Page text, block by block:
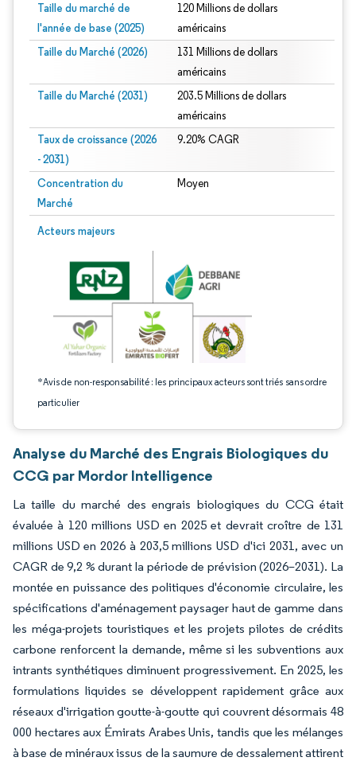
Taille du marché de
l'année de base (2025)
120 Millions de dollars
américains
Taille du Marché (2026)
131 Millions de dollars
américains
Taille du Marché (2031)
203.5 Millions de dollars
américains
Taux de croissance (2026
- 2031)
9.20% CAGR
Concentration du
Marché
Moyen
Acteurs majeurs
*Avis de non-responsabilité : les principaux acteurs sont triés sans ordre
particulier
Image © Mordor Intelligence. La réutilisation nécessite une attribution sous CC
Analyse du Marché des Engrais Biologiques du
CCG par Mordor Intelligence
La taille du marché des engrais biologiques du CCG était
évaluée à 120 millions USD en 2025 et devrait croître de 131
millions USD en 2026 à 203,5 millions USD d'ici 2031, avec un
CAGR de 9,2 % durant la période de prévision (2026–2031). La
montée en puissance des politiques d'économie circulaire, les
spécifications d'aménagement paysager haut de gamme dans
les méga-projets touristiques et les projets pilotes de crédits
carbone renforcent la demande, même si les subventions aux
intrants synthétiques diminuent progressivement. En 2025, les
formulations liquides se développent rapidement grâce aux
réseaux d'irrigation goutte-à-goutte qui couvrent désormais 48
000 hectares aux Émirats Arabes Unis, tandis que les mélanges
à base de minéraux issus de la saumure de dessalement attirent